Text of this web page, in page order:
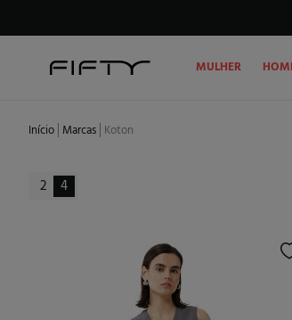
MULHER
Início Marcas Koton
2 4